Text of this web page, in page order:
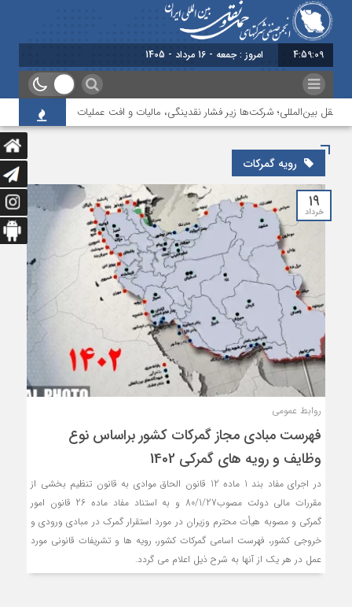
4:59:09 امروز : جمعه - 16 مرداد - 1405
بین‌المللی؛ شرکت‌ها زیر فشار نقدینگی، مالیات و افت عملیات بررسی
رویه گمرکات
۱۹
خرداد
روابط عمومی
فهرست مبادي مجاز گمركات كشور براساس نوع
وظايف و رويه هاي گمركي 1402
در اجراي مفاد بند 1 ماده 12 قانون الحاق موادي به قانون تنظيم بخشي از
مقررات مالي دولت مصوب80/1/27 و به استناد مفاد ماده 26 قانون امور
گمركي و مصوبه هيأت محترم وزيران در مورد استقرار گمرك در مبادي ورودي و
خروجي كشور، فهرست اسامي گمركات كشور، رويه ها و تشريفات قانوني مورد
عمل در هر يك از آنها به شرح ذيل اعلام مي گردد.